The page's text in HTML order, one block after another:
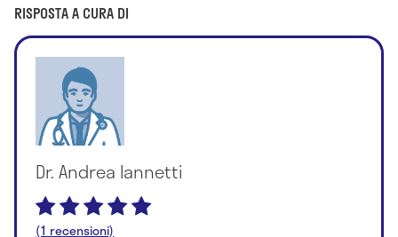
RISPOSTA A CURA DI
Dr. Andrea Iannetti
(1 recensioni)